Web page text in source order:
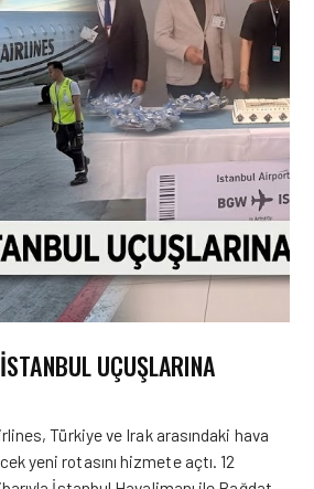
UÇUŞLARINA
Türkiye ve Irak arasındaki hava
yeni rotasını hizmete açtı. 12